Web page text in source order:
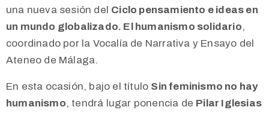
una nueva sesión del Ciclo pensamiento e ideas en
un mundo globalizado. El humanismo solidario,
coordinado por la Vocalía de Narrativa y Ensayo del
Ateneo de Málaga.
En esta ocasión, bajo el título Sin feminismo no hay
humanismo, tendrá lugar ponencia de Pilar Iglesias